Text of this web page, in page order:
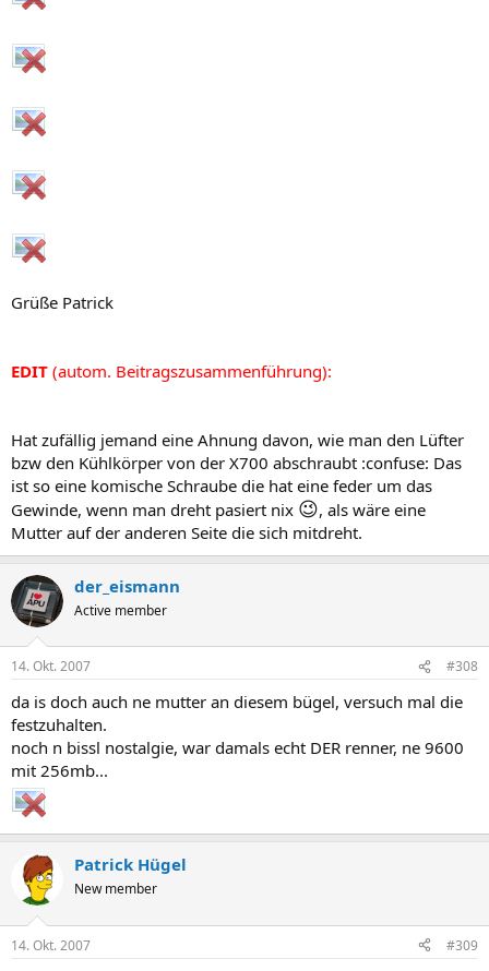
Grüße Patrick
EDIT (autom. Beitragszusammenführung):
Hat zufällig jemand eine Ahnung davon, wie man den Lüfter
bzw den Kühlkörper von der X700 abschraubt :confuse: Das
ist so eine komische Schraube die hat eine feder um das
Gewinde, wenn man dreht pasiert nix 😉, als wäre eine
Mutter auf der anderen Seite die sich mitdreht.
der_eismann
Active member
14. Okt. 2007 #308
da is doch auch ne mutter an diesem bügel, versuch mal die
festzuhalten.
noch n bissl nostalgie, war damals echt DER renner, ne 9600
mit 256mb...
Patrick Hügel
New member
14. Okt. 2007 #309